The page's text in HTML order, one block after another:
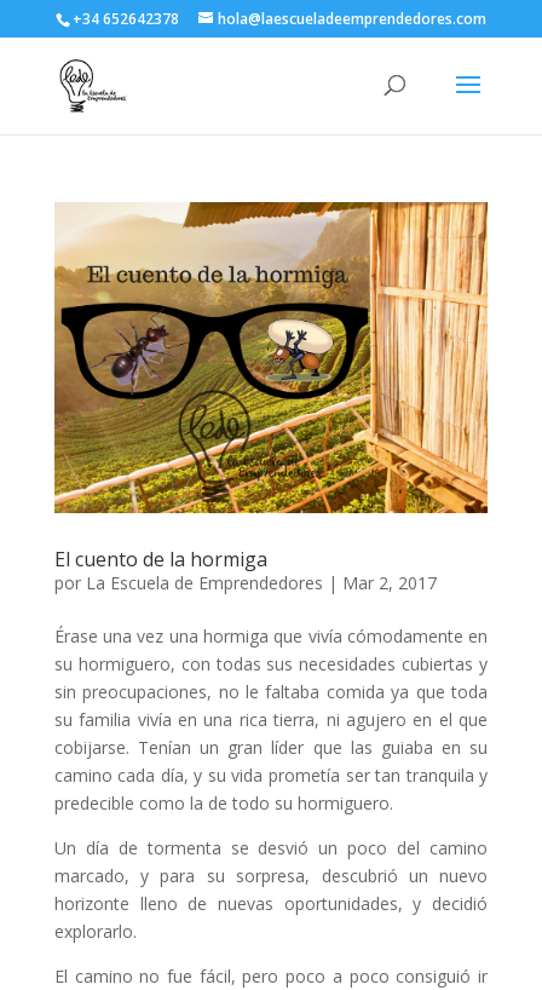
+34 652642378 hola@laescueladeemprendedores.com
El cuento de la hormiga
por La Escuela de Emprendedores | Mar 2, 2017
Érase una vez una hormiga que vivía cómodamente en
su hormiguero, con todas sus necesidades cubiertas y
sin preocupaciones, no le faltaba comida ya que toda
su familia vivía en una rica tierra, ni agujero en el que
cobijarse. Tenían un gran líder que las guiaba en su
camino cada día, y su vida prometía ser tan tranquila y
predecible como la de todo su hormiguero.
Un día de tormenta se desvió un poco del camino
marcado, y para su sorpresa, descubrió un nuevo
horizonte lleno de nuevas oportunidades, y decidió
explorarlo.
El camino no fue fácil, pero poco a poco consiguió ir